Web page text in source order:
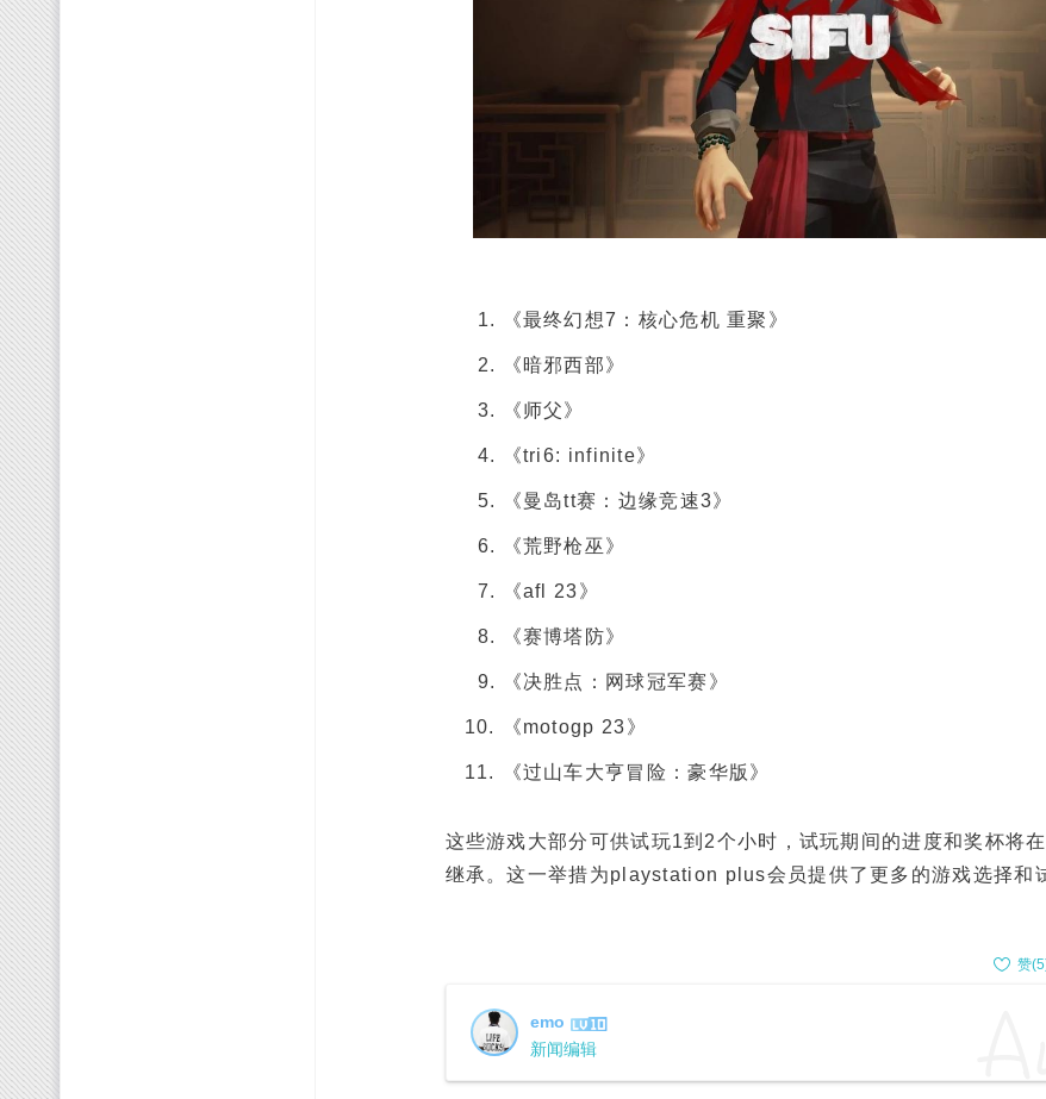
《最终幻想7：核心危机 重聚》
《暗邪西部》
《师父》
《tri6: infinite》
《曼岛tt赛：边缘竞速3》
《荒野枪巫》
《afl 23》
《赛博塔防》
《决胜点：网球冠军赛》
《motogp 23》
《过山车大亨冒险：豪华版》
这些游戏大部分可供试玩1到2个小时，试玩期间的进度和奖杯将
继承。这一举措为playstation plus会员提供了更多的游戏选择和
赞(5
emo
新闻编辑